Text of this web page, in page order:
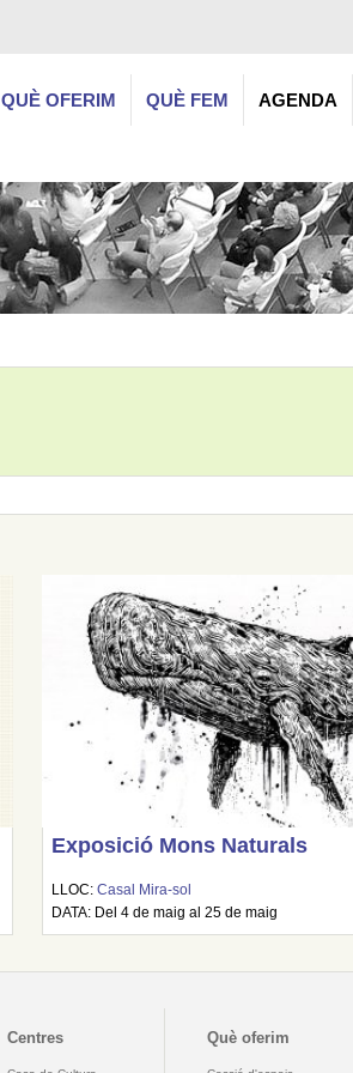
QUÈ OFERIM QUÈ FEM AGENDA
Exposició Mons Naturals
LLOC:Casal Mira-sol
DATA: Del 4 de maig al 25 de maig
Centres Què oferim